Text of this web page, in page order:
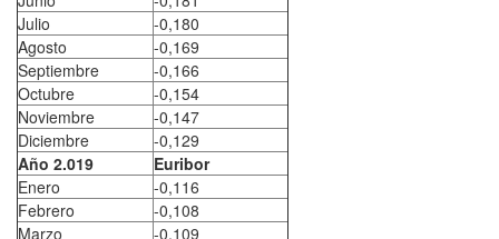
Julio
-0,180
Agosto
-0,169
Septiembre
-0,166
Octubre
-0,154
Noviembre
-0,147
Diciembre
-0,129
Año 2.019
Euribor
Enero
-0,116
Febrero
-0,108
Marzo
-0,109